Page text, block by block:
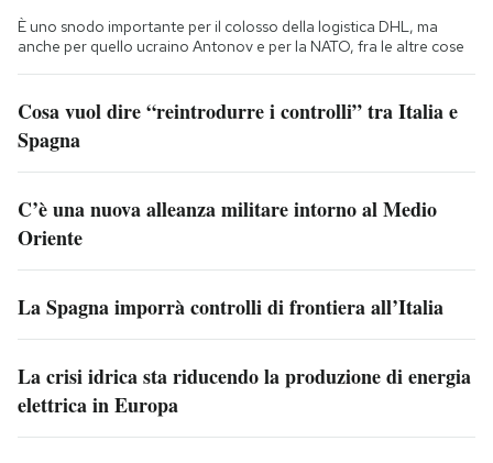
È uno snodo importante per il colosso della logistica DHL, ma
anche per quello ucraino Antonov e per la NATO, fra le altre cose
Cosa vuol dire “reintrodurre i controlli” tra Italia e
Spagna
C’è una nuova alleanza militare intorno al Medio
Oriente
La Spagna imporrà controlli di frontiera all’Italia
La crisi idrica sta riducendo la produzione di energia
elettrica in Europa